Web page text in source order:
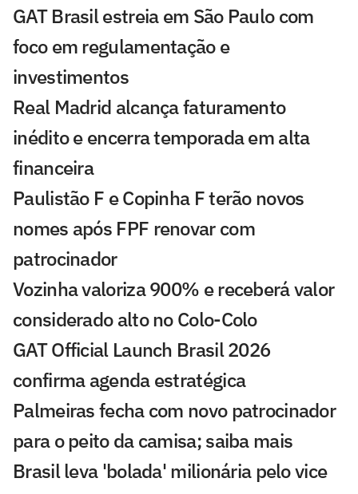
GAT Brasil estreia em São Paulo com
foco em regulamentação e
investimentos
Real Madrid alcança faturamento
inédito e encerra temporada em alta
financeira
Paulistão F e Copinha F terão novos
nomes após FPF renovar com
patrocinador
Vozinha valoriza 900% e receberá valor
considerado alto no Colo-Colo
GAT Official Launch Brasil 2026
confirma agenda estratégica
Palmeiras fecha com novo patrocinador
para o peito da camisa; saiba mais
Brasil leva 'bolada' milionária pelo vice